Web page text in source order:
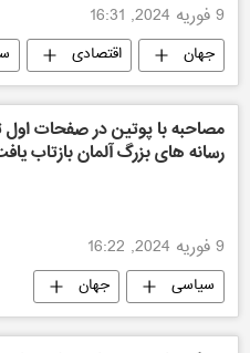
9 فوریه 2024, 16:31
جهان اقتصادی
مصاحبه با پوتین در صفحات اول
رسانه های بزرگ آلمان بازتاب
9 فوریه 2024, 16:22
سیاسی جهان